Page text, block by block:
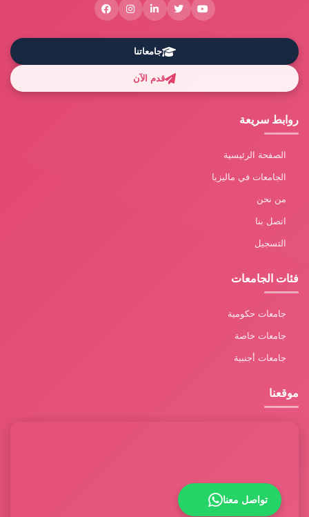
جامعاتنا
قدم الآن
روابط سريعة
الصفحة الرئيسية
الجامعات في ماليزيا
من نحن
اتصل بنا
التسجيل
فئات الجامعات
جامعات حكومية
جامعات خاصة
جامعات أجنبية
موقعنا
تواصل معنا